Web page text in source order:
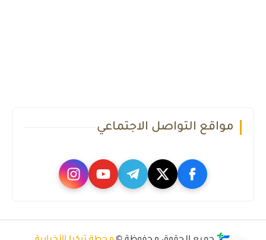
مواقع التواصل الاجتماعي